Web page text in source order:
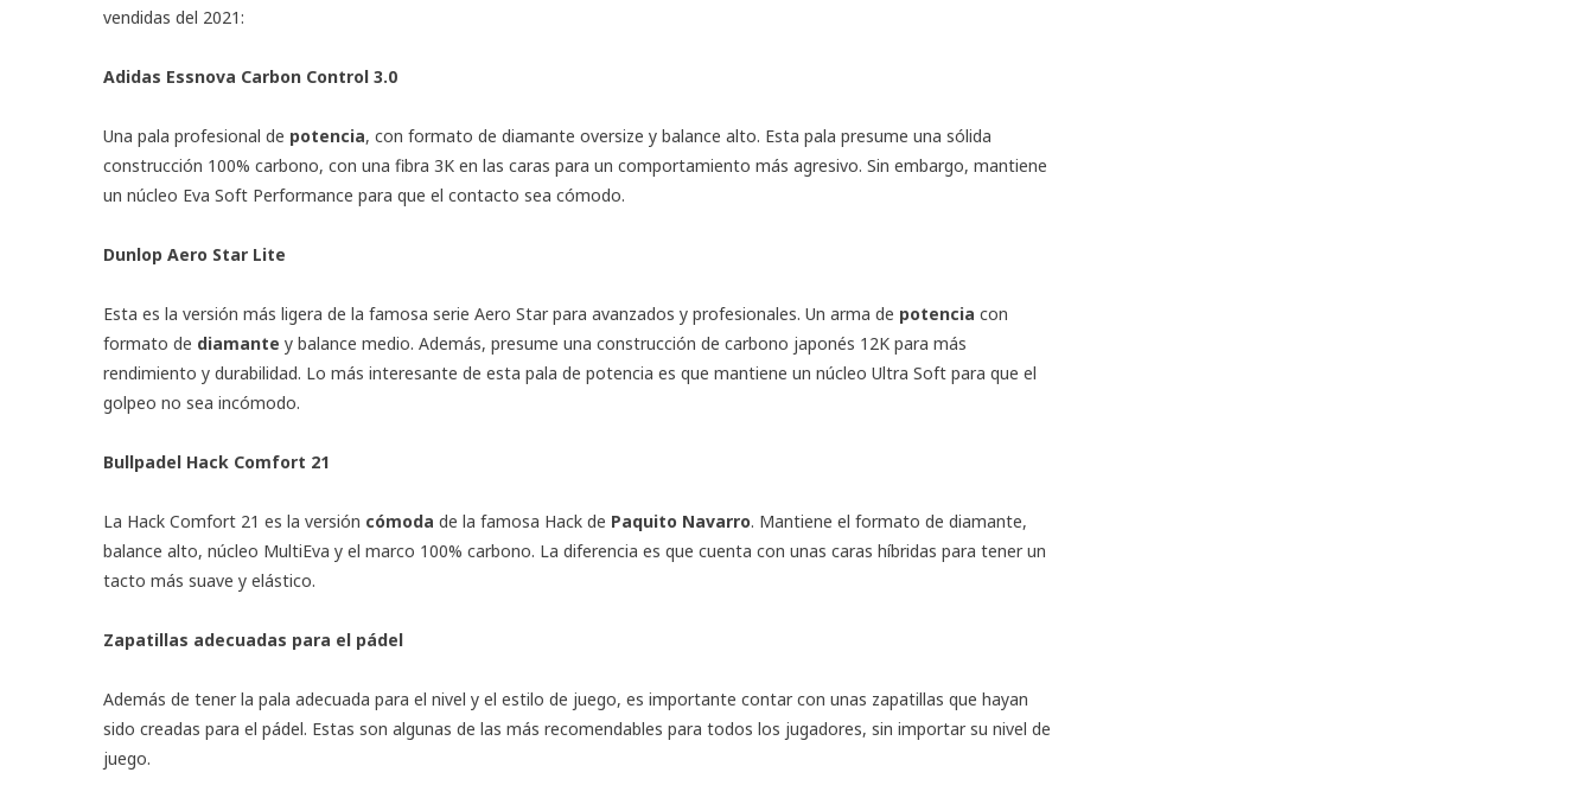
vendidas del 2021:
Adidas Essnova Carbon Control 3.0
Una pala profesional de potencia, con formato de diamante oversize y balance alto. Esta pala presume una sólida
construcción 100% carbono, con una fibra 3K en las caras para un comportamiento más agresivo. Sin embargo, mantiene
un núcleo Eva Soft Performance para que el contacto sea cómodo.
Dunlop Aero Star Lite
Esta es la versión más ligera de la famosa serie Aero Star para avanzados y profesionales. Un arma de potencia con
formato de diamante y balance medio. Además, presume una construcción de carbono japonés 12K para más
rendimiento y durabilidad. Lo más interesante de esta pala de potencia es que mantiene un núcleo Ultra Soft para que el
golpeo no sea incómodo.
Bullpadel Hack Comfort 21
La Hack Comfort 21 es la versión cómoda de la famosa Hack de Paquito Navarro. Mantiene el formato de diamante,
balance alto, núcleo MultiEva y el marco 100% carbono. La diferencia es que cuenta con unas caras híbridas para tener un
tacto más suave y elástico.
Zapatillas adecuadas para el pádel
Además de tener la pala adecuada para el nivel y el estilo de juego, es importante contar con unas zapatillas que hayan
sido creadas para el pádel. Estas son algunas de las más recomendables para todos los jugadores, sin importar su nivel de
juego.